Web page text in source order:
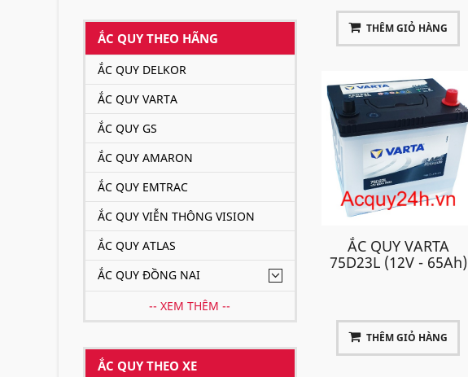
ẮC QUY THEO HÃNG
ẮC QUY DELKOR
ẮC QUY VARTA
ẮC QUY GS
ẮC QUY AMARON
ẮC QUY EMTRAC
ẮC QUY VIỄN THÔNG VISION
ẮC QUY ATLAS
ẮC QUY ĐỒNG NAI
-- XEM THÊM --
ẮC QUY THEO XE
THÊM GIỎ HÀNG
ẮC QUY VARTA
75D23L (12V - 65Ah)
THÊM GIỎ HÀNG